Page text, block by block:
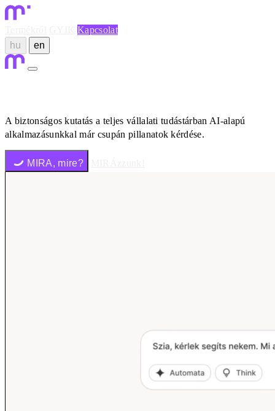
Kapcsolat
hu
en
A biztonságos kutatás a teljes vállalati tudástárban AI-alapú
alkalmazásunkkal már csupán pillanatok kérdése.
MIRA, mire?